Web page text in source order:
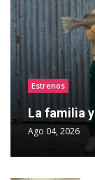
Estrenos
La familia
Ago 04, 2026